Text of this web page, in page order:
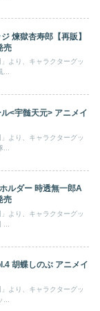
煉獄杏寿郎【再販】
売
より、キャラクターグッ
<宇髄天元> アニメイ
より、キャラクターグッ
ルダー 時透無一郎A
売
より、キャラクターグッ
胡蝶しのぶ アニメイ
より、キャラクターグッ
...